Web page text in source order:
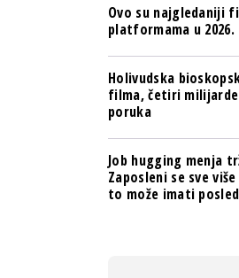
Ovo su najgledaniji
platformama u
Holivudska
filma, četiri
poruka
Job hugging menja
Zaposleni se sve
to može imati